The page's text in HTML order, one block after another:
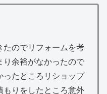
たのでリフォームを考
り余裕がなかったので
ったところリショップ
もりをしたところ意外